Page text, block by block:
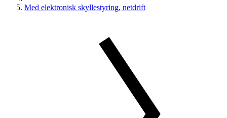
Med elektronisk skyllestyring, netdrift